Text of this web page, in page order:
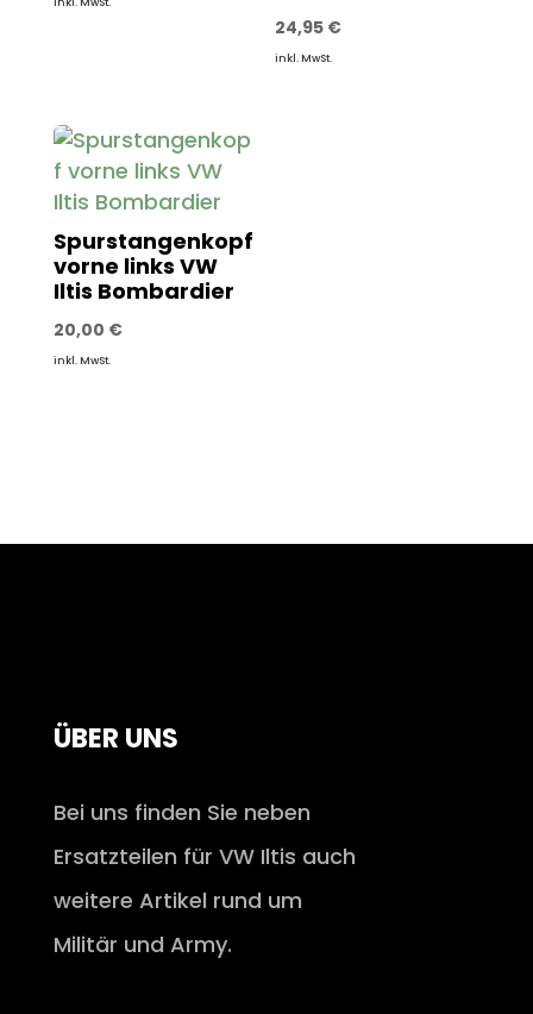
24,95 €
inkl. MwSt.
Spurstangenkopf
vorne links VW
Iltis Bombardier
20,00 €
inkl. MwSt.
ÜBER UNS
Bei uns finden Sie neben
Ersatzteilen für VW Iltis auch
weitere Artikel rund um
Militär und Army.